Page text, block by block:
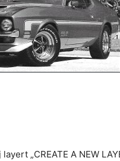
„CREATE A NEW